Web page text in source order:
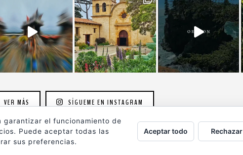
VER MÁS SÍGUEME EN INSTAGRAM
son propiedad de su autor y están protegidos por © Copyright
el funcionamiento de
Puede aceptar todas las
sus preferencias.
Aceptar todo Rechazar